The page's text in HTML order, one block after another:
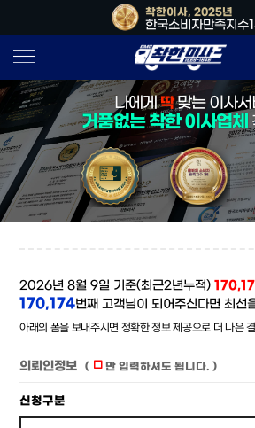
착한이사, 2025년
한국소비자만족지수1
나에게딱맞는 이사서
거품없는 착한 이사업체
2026년 8월 9일 기준(최근2년누적)
170,174번째 고객님이 되어주신다면 최선
아래의 폼을 보내주시면 정확한 정보 제공으로 더 나은
의뢰인정보 ( 만 입력하셔도 됩니다. )
신청구분